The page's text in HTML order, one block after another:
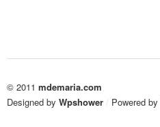
© 2011 mdemaria.com
Designed by Wpshower / Powered by